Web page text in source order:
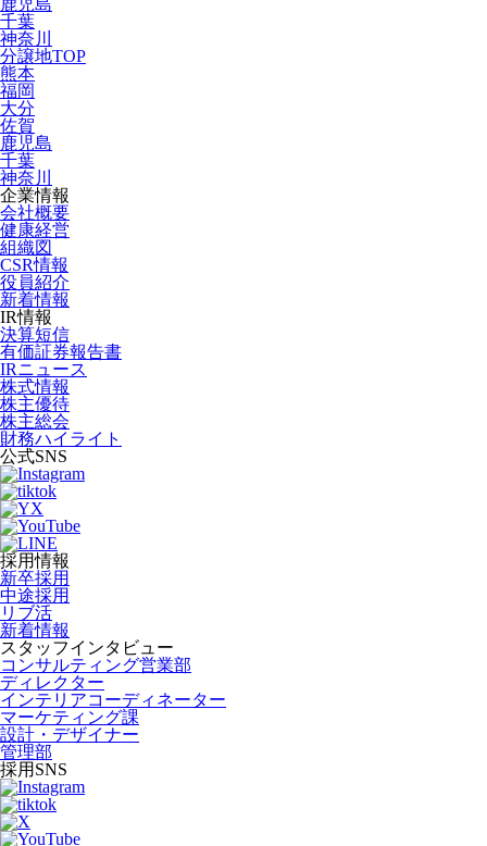
鹿児島
千葉
神奈川
分譲地TOP
熊本
福岡
大分
佐賀
鹿児島
千葉
神奈川
企業情報
会社概要
健康経営
組織図
CSR情報
役員紹介
新着情報
IR情報
決算短信
有価証券報告書
IRニュース
株式情報
株主優待
株主総会
財務ハイライト
公式SNS
採用情報
新卒採用
中途採用
リブ活
新着情報
スタッフインタビュー
コンサルティング営業部
ディレクター
インテリアコーディネーター
マーケティング課
設計・デザイナー
管理部
採用SNS